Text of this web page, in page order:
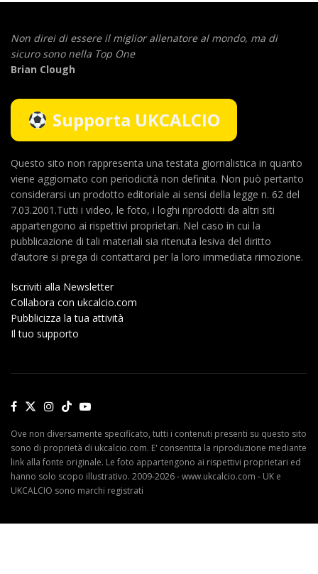
Non direi di essere il miglior allenatore al mondo, ma di
sicuro sono nella Top One
Brian Clough
Supporta UKCALCIO
Questo sito non rappresenta una testata giornalistica in quanto
viene aggiornato con periodicità non definita. Non può pertanto
considerarsi un prodotto editoriale ai sensi della legge n. 62 del
7.03.2001.Tutti i video, le foto, i loghi riprodotti da altri siti
appartengono ai rispettivi proprietari. Nel caso in cui la
pubblicazione di tali materiali sia ritenuta lesiva del diritto
d’autore si prega di contattarci per la loro immediata rimozione.
Iscriviti alla Newsletter
Collabora con ukcalcio.com
Pubblicizza la tua attività
Il tuo supporto
Ove non diversamente specificato, tutti i contenuti presenti su questo sito
sono di proprietà di ukcalcio.com. E' consentita la riproduzione mediante
link alla fonte originale. Le foto appartengono ai rispettivi proprietari ed
hanno solo scopo illustrativo. 2009-2026 - www.ukcalcio.com - UK e
UKCALCIO sono marchi registrati